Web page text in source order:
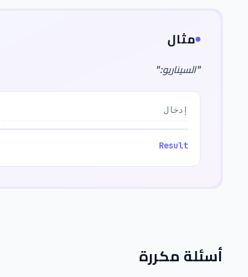
مثال
"السيناريو:"
إدخال
Result
أسئلة مكررة